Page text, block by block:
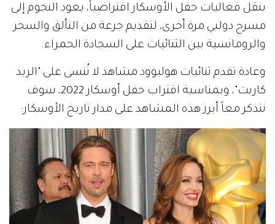
بنقل فعاليات حفل الأوسكار افتراضياً، يعود النجوم إلى
مسرح دولبي مرة أخرى، لتقديم جرعة من التألق والسحر
والرومانسية بين الثنائيات على السجادة الحمراء.
وعادة تقدم ثنائيات هوليوود مشاهد لا تُنسى على "الريد
كاربت"، وبمناسبة اقتراب حفل أوسكار 2022، سوف
نتذكر معاً أبرز هذه المشاهد على مدار تاريخ الأوسكار: